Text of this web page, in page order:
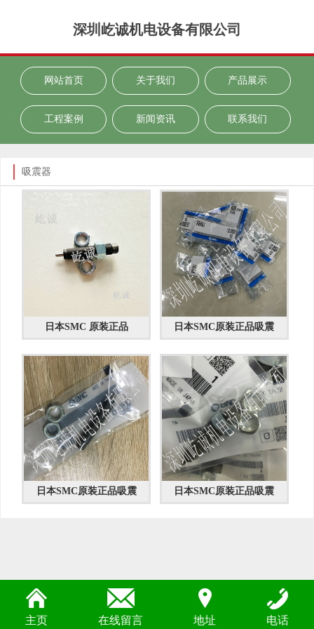
深圳屹诚机电设备有限公司
网站首页 关于我们 产品展示
工程案例 新闻资讯 联系我们
吸震器
日本SMC 原装正品 日本SMC原装正品吸震
日本SMC原装正品吸震 日本SMC原装正品吸震
主页 在线留言 地址 电话